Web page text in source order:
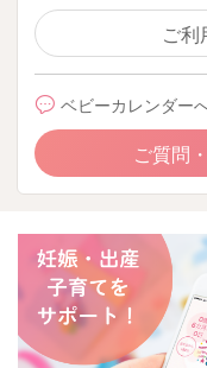
ご
ベビーカレンダー
ご質問